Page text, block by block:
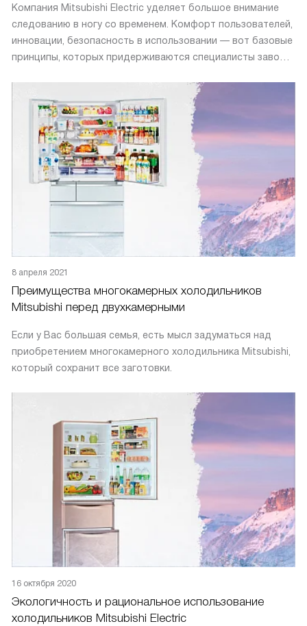
Компания Mitsubishi Electric уделяет большое внимание
следованию в ногу со временем. Комфорт пользователей,
инновации, безопасность в использовании — вот базовые
принципы, которых придерживаются специалисты завода
8 апреля 2021
Преимущества многокамерных холодильников
Mitsubishi перед двухкамерными
Если у Вас большая семья, есть мысл задуматься над
приобретением многокамерного холодильника Mitsubishi,
который сохранит все заготовки.
16 октября 2020
Экологичность и рациональное использование
холодильников Mitsubishi Electric